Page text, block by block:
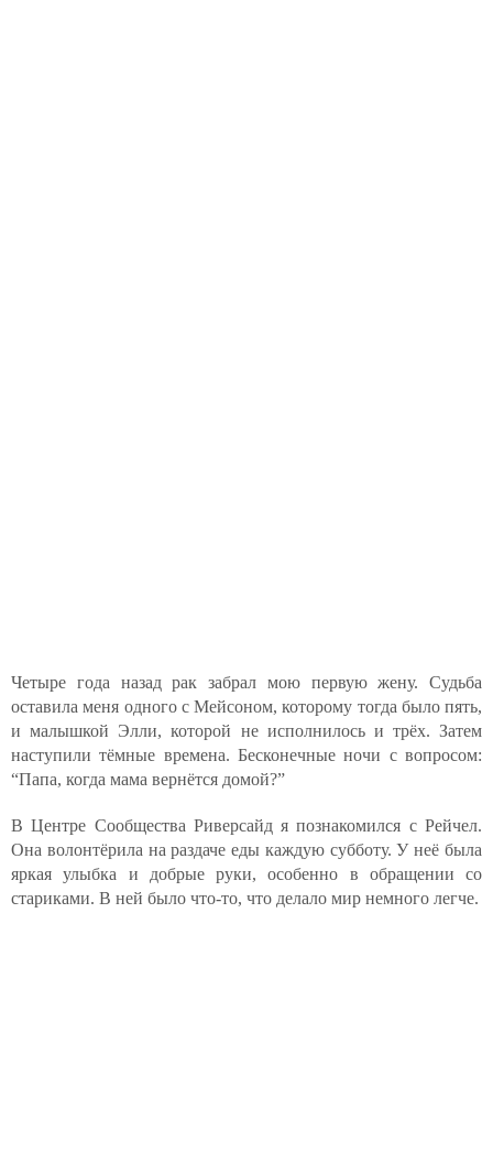
Четыре года назад рак забрал мою первую жену. Судьба
оставила меня одного с Мейсоном, которому тогда было пять,
и малышкой Элли, которой не исполнилось и трёх. Затем
наступили тёмные времена. Бесконечные ночи с вопросом:
“Папа, когда мама вернётся домой?”
В Центре Сообщества Риверсайд я познакомился с Рейчел.
Она волонтёрила на раздаче еды каждую субботу. У неё была
яркая улыбка и добрые руки, особенно в обращении со
стариками. В ней было что-то, что делало мир немного легче.